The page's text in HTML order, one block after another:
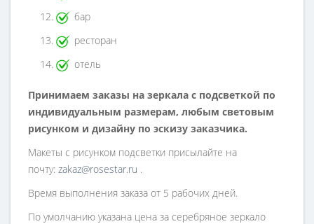
бар
ресторан
отель
Принимаем заказы на зеркала с подсветкой по
индивидуальным размерам, любым световым
рисунком и дизайну по эскизу заказчика.
Макеты с рисунком подсветки присылайте на
почту: zakaz@rosestar.ru .
Время выполнения заказа от 5 рабочих дней.
По умолчанию указана цена за серебряное зеркало